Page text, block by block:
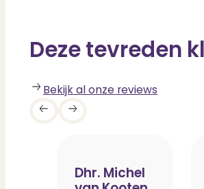
Deze tevreden
Bekijk al onze reviews
Dhr. Michel